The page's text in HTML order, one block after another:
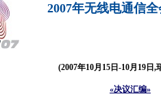
2007年无线电通信
(2007年10月15日-10月19日,
«决议汇编»